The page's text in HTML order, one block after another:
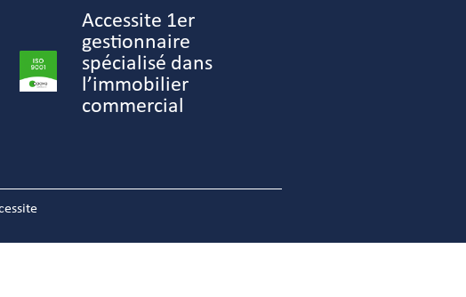
Accessite 1er
gestionnaire
spécialisé dans
l’immobilier
commercial